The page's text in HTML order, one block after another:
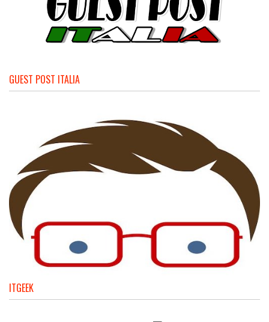
GUEST POST ITALIA
ITGEEK